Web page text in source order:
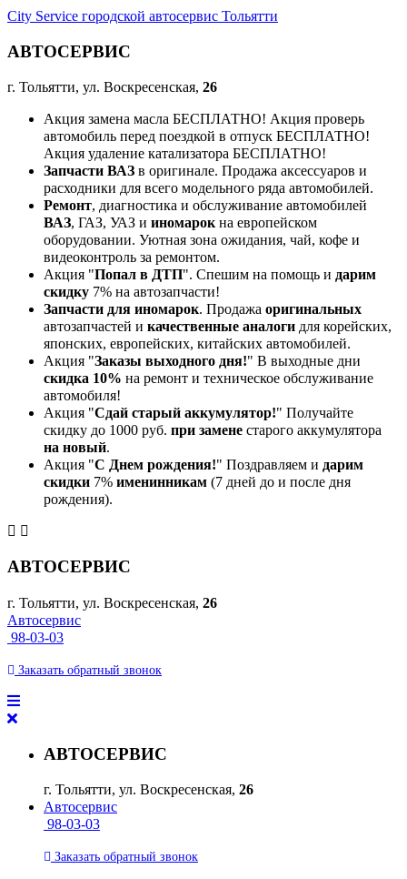
City Service городской автосервис Тольятти
АВТОСЕРВИС
г. Тольятти, ул. Воскресенская, 26
Акция замена масла БЕСПЛАТНО! Акция проверь
автомобиль перед поездкой в отпуск БЕСПЛАТНО!
Акция удаление катализатора БЕСПЛАТНО!
Запчасти ВАЗ в оригинале. Продажа аксессуаров и
расходники для всего модельного ряда автомобилей.
Ремонт, диагностика и обслуживание автомобилей
ВАЗ, ГАЗ, УАЗ и иномарокна европейском
оборудовании. Уютная зона ожидания, чай, кофе и
видеоконтроль за ремонтом.
Акция "Попал в ДТП". Спешим на помощь и дарим
скидку 7% на автозапчасти!
Запчасти для иномарок. Продажа оригинальных
автозапчастей и качественные аналоги для корейских,
японских, европейских, китайских автомобилей.
Акция "Заказы выходного дня!" В выходные дни
скидка 10% на ремонт и техническое обслуживание
автомобиля!
Акция "Сдай старый аккумулятор!" Получайте
скидку до 1000 руб. при замене старого аккумулятора
на новый.
Акция "С Днем рождения!" Поздравляем и дарим
скидки 7% именинникам (7 дней до и после дня
рождения).
АВТОСЕРВИС
г. Тольятти, ул. Воскресенская, 26
Автосервис
98-03-03
Заказать обратный звонок
АВТОСЕРВИС
г. Тольятти, ул. Воскресенская, 26
Автосервис
98-03-03
Заказать обратный звонок